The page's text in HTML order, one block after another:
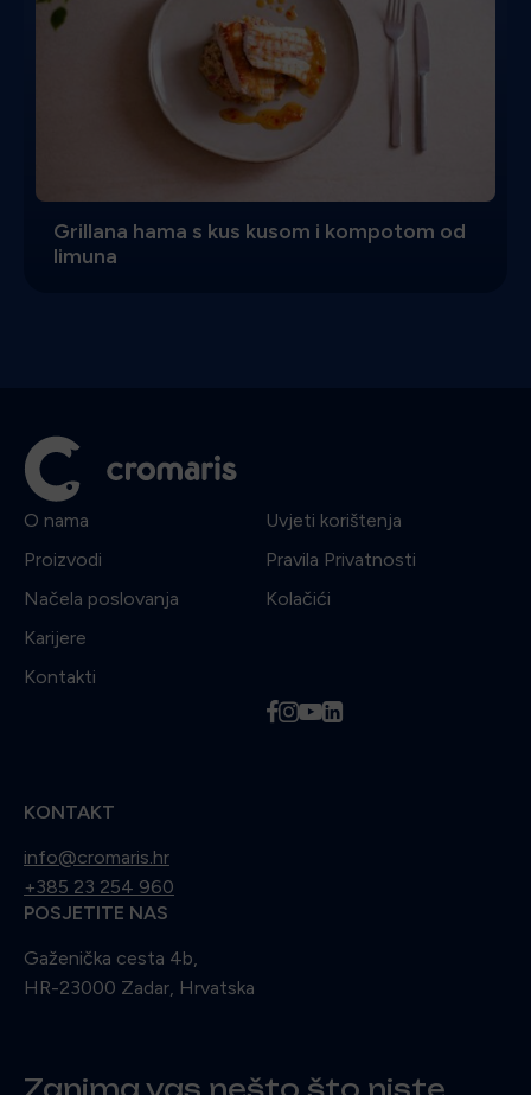
Grillana hama s kus kusom i kompotom od
limuna
O nama
Proizvodi
Načela poslovanja
Karijere
Kontakti
Uvjeti korištenja
Pravila Privatnosti
Kolačići
fiyl
KONTAKT
info@cromaris.hr
+385 23 254 960
POSJETITE NAS
Gaženička cesta 4b,
HR-23000 Zadar, Hrvatska
Zanima vas nešto što niste